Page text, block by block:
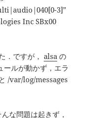
3]”
Inc SBx00
．ですが，alsa の
ルが動かず，エラ
/var/log/messages
な問題は起きず，